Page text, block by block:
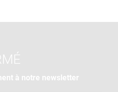
à notre newsletter